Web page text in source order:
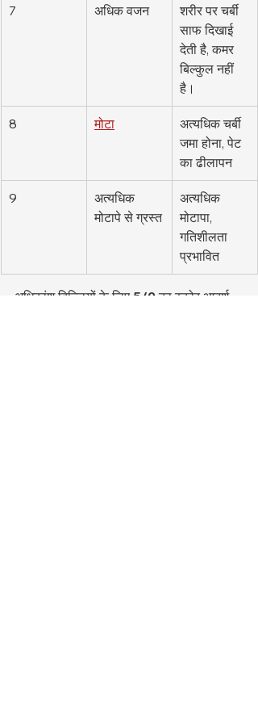
7 अधिक वजन
शरीर पर चर्बी
साफ दिखाई
देती है, कमर
बिल्कुल नहीं
है।
8 मोटा
अत्यधिक चर्बी
जमा होना, पेट
का ढीलापन
9
अत्यधिक
मोटापे से ग्रस्त
अत्यधिक
मोटापा,
गतिशीलता
प्रभावित
अधिकांश बिल्लियों के लिए 5/9 का स्कोर आदर्श